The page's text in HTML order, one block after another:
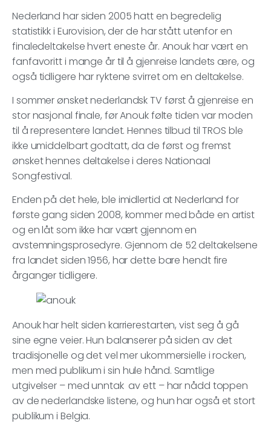
Nederland har siden 2005 hatt en begredelig
statistikk i Eurovision, der de har stått utenfor en
finaledeltakelse hvert eneste år. Anouk har vært en
fanfavoritt i mange år til å gjenreise landets ære, og
også tidligere har ryktene svirret om en deltakelse.
I sommer ønsket nederlandsk TV først å gjenreise en
stor nasjonal finale, før Anouk følte tiden var moden
til å representere landet. Hennes tilbud til TROS ble
ikke umiddelbart godtatt, da de først og fremst
ønsket hennes deltakelse i deres Nationaal
Songfestival.
Enden på det hele, ble imidlertid at Nederland for
første gang siden 2008, kommer med både en artist
og en låt som ikke har vært gjennom en
avstemningsprosedyre. Gjennom de 52 deltakelsene
fra landet siden 1956, har dette bare hendt fire
årganger tidligere.
Anouk har helt siden karrierestarten, vist seg å gå
sine egne veier. Hun balanserer på siden av det
tradisjonelle og det vel mer ukommersielle i rocken,
men med publikum i sin hule hånd. Samtlige
utgivelser – med unntak av ett – har nådd toppen
av de nederlandske listene, og hun har også et stort
publikum i Belgia.